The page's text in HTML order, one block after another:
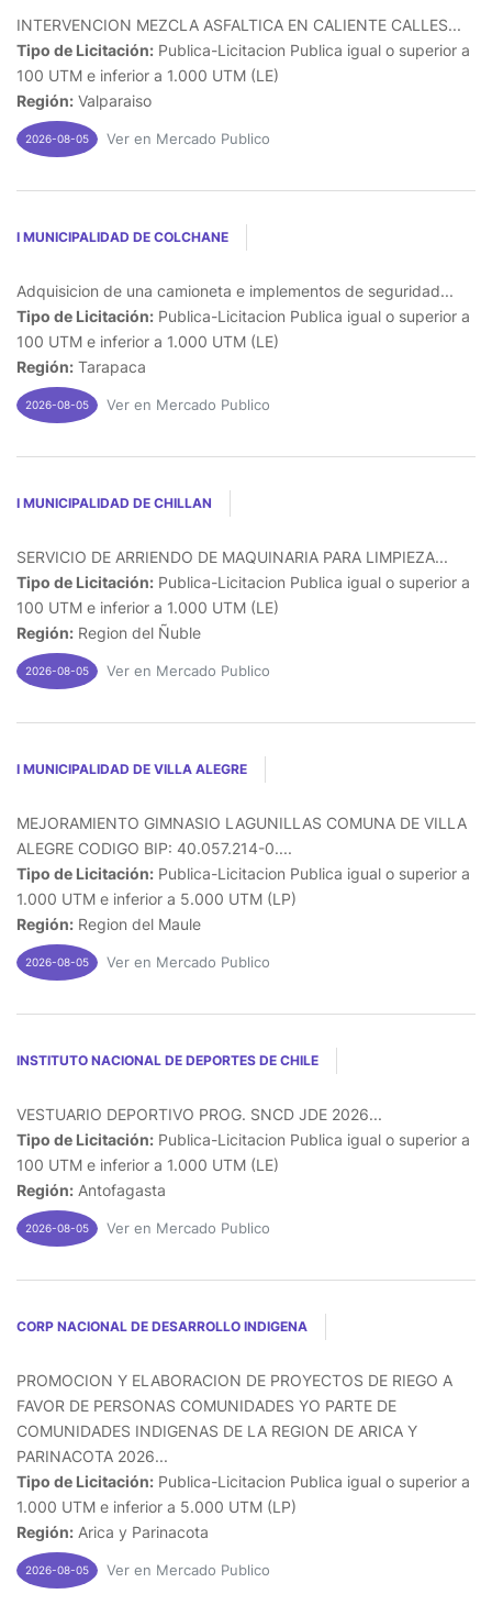
INTERVENCION MEZCLA ASFALTICA EN CALIENTE CALLES...
Tipo de Licitación: Publica-Licitacion Publica igual o superior a
100 UTM e inferior a 1.000 UTM (LE)
Región: Valparaiso
2026-08-05 Ver en Mercado Publico
I MUNICIPALIDAD DE COLCHANE
Adquisicion de una camioneta e implementos de seguridad...
Tipo de Licitación: Publica-Licitacion Publica igual o superior a
100 UTM e inferior a 1.000 UTM (LE)
Región: Tarapaca
2026-08-05 Ver en Mercado Publico
I MUNICIPALIDAD DE CHILLAN
SERVICIO DE ARRIENDO DE MAQUINARIA PARA LIMPIEZA...
Tipo de Licitación: Publica-Licitacion Publica igual o superior a
100 UTM e inferior a 1.000 UTM (LE)
Región: Region del Ñuble
2026-08-05 Ver en Mercado Publico
I MUNICIPALIDAD DE VILLA ALEGRE
MEJORAMIENTO GIMNASIO LAGUNILLAS COMUNA DE VILLA
ALEGRE CODIGO BIP: 40.057.214-0....
Tipo de Licitación: Publica-Licitacion Publica igual o superior a
1.000 UTM e inferior a 5.000 UTM (LP)
Región: Region del Maule
2026-08-05 Ver en Mercado Publico
INSTITUTO NACIONAL DE DEPORTES DE CHILE
VESTUARIO DEPORTIVO PROG. SNCD JDE 2026...
Tipo de Licitación: Publica-Licitacion Publica igual o superior a
100 UTM e inferior a 1.000 UTM (LE)
Región: Antofagasta
2026-08-05 Ver en Mercado Publico
CORP NACIONAL DE DESARROLLO INDIGENA
PROMOCION Y ELABORACION DE PROYECTOS DE RIEGO A
FAVOR DE PERSONAS COMUNIDADES YO PARTE DE
COMUNIDADES INDIGENAS DE LA REGION DE ARICA Y
PARINACOTA 2026...
Tipo de Licitación: Publica-Licitacion Publica igual o superior a
1.000 UTM e inferior a 5.000 UTM (LP)
Región: Arica y Parinacota
2026-08-05 Ver en Mercado Publico